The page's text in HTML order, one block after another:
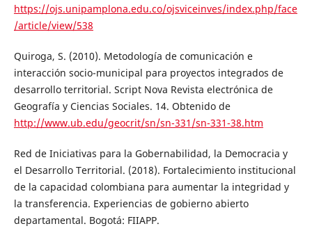
https://ojs.unipamplona.edu.co/ojsviceinves/index.php/face
/article/view/538
Quiroga, S. (2010). Metodología de comunicación e
interacción socio-municipal para proyectos integrados de
desarrollo territorial. Script Nova Revista electrónica de
Geografía y Ciencias Sociales. 14. Obtenido de
http://www.ub.edu/geocrit/sn/sn-331/sn-331-38.htm
Red de Iniciativas para la Gobernabilidad, la Democracia y
el Desarrollo Territorial. (2018). Fortalecimiento institucional
de la capacidad colombiana para aumentar la integridad y
la transferencia. Experiencias de gobierno abierto
departamental. Bogotá: FIIAPP.